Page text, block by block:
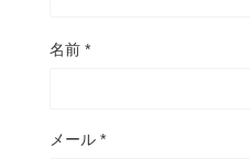
名前 *
メール *